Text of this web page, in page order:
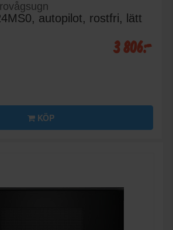
autopilot, rostfri, lätt
3 806:-
KÖP